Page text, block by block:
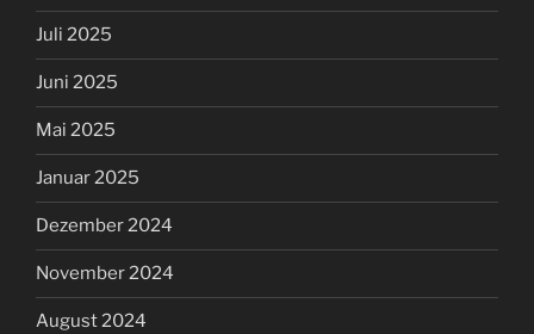
Juli 2025
Juni 2025
Mai 2025
Januar 2025
Dezember 2024
November 2024
August 2024